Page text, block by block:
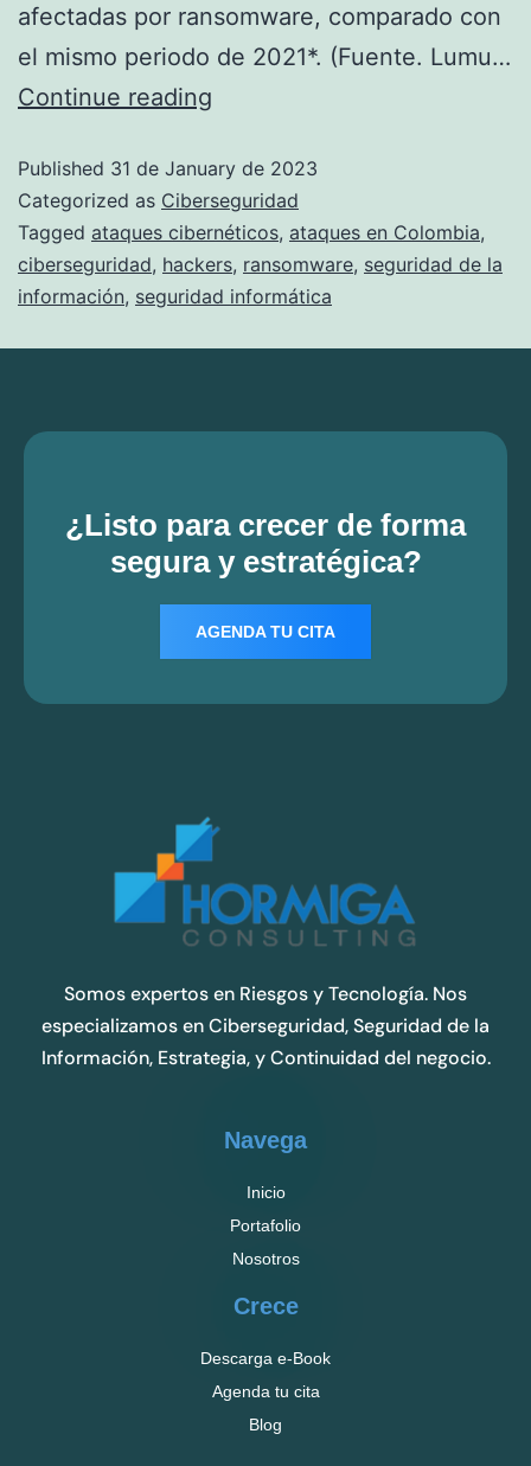
afectadas por ransomware, comparado con
el mismo periodo de 2021*. (Fuente. Lumu…
Continue reading
Published 31 de January de 2023
Categorized as Ciberseguridad
Tagged ataques cibernéticos, ataques en Colombia,
ciberseguridad, hackers, ransomware, seguridad de la
información, seguridad informática
¿Listo para crecer de forma
segura y estratégica?
AGENDA TU CITA
Somos expertos en Riesgos y Tecnología. Nos
especializamos en Ciberseguridad, Seguridad de la
Información, Estrategia, y Continuidad del negocio.
Navega
Inicio
Portafolio
Nosotros
Crece
Descarga e-Book
Agenda tu cita
Blog